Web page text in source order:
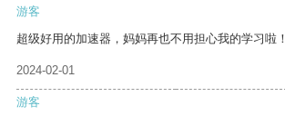
游客
超级好用的加速器，妈妈再也不用担心我的学习啦！
2024-02-01
游客